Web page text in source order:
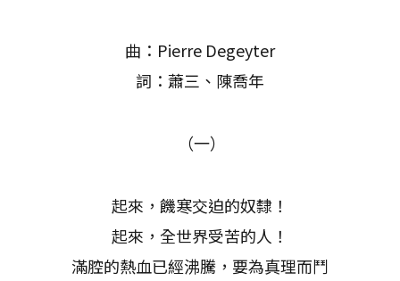
曲：Pierre Degeyter
詞：蕭三、陳喬年
（一）
起來，饑寒交迫的奴隸！
起來，全世界受苦的人！
滿腔的熱血已經沸騰，要為真理而鬥